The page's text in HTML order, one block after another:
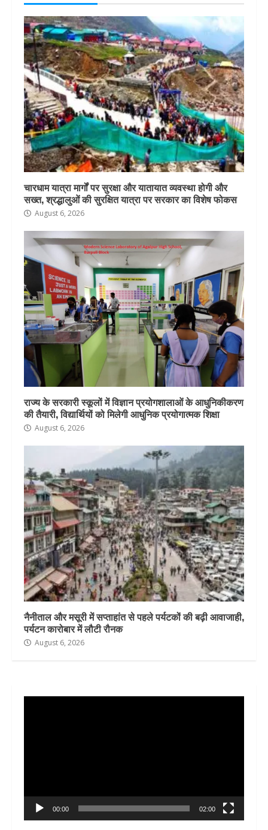
चारधाम यात्रा मार्गों पर सुरक्षा और यातायात व्यवस्था होगी और
सख्त, श्रद्धालुओं की सुरक्षित यात्रा पर सरकार का विशेष फोकस
August 6, 2026
राज्य के सरकारी स्कूलों में विज्ञान प्रयोगशालाओं के आधुनिकीकरण
की तैयारी, विद्यार्थियों को मिलेगी आधुनिक प्रयोगात्मक शिक्षा
August 6, 2026
नैनीताल और मसूरी में सप्ताहांत से पहले पर्यटकों की बढ़ी आवाजाही,
पर्यटन कारोबार में लौटी रौनक
August 6, 2026
00:00 02:00